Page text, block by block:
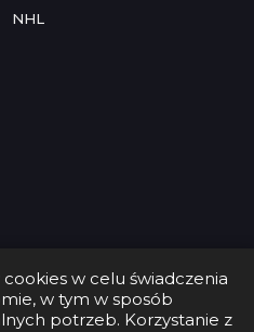
w celu świadczenia
w tym w sposób
potrzeb. Korzystanie z
NHL